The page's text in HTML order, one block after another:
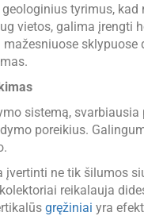
tyrimus,
vietos, galima įrengti
sistemą,
poreikius.
įvertinti ne tik šilumos
reikalauja
gręžiniai yra